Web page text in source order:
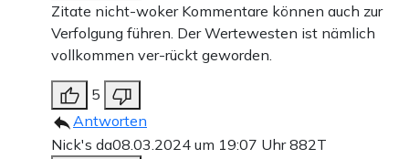
Zitate nicht-woker Kommentare können auch zur
Verfolgung führen. Der Wertewesten ist nämlich
vollkommen ver-rückt geworden.
5
Antworten
Nick's da08.03.2024 um 19:07 Uhr882T